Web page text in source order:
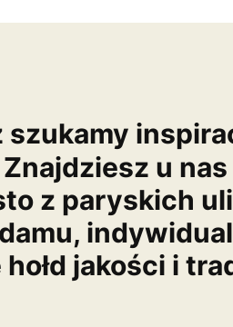
szukamy
u
z paryskich
jakości i